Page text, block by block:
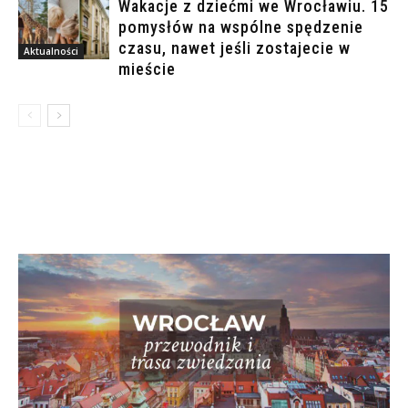
Aktualności
Wakacje z dziećmi we Wrocławiu. 15
pomysłów na wspólne spędzenie
czasu, nawet jeśli zostajecie w
mieście